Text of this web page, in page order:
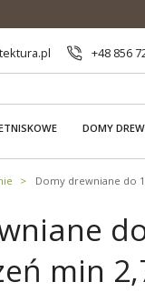
+48 856
DOMY
Domy drewniane do
min